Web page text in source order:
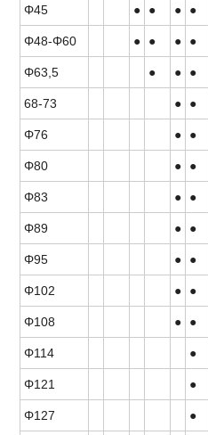
Φ45 ● ● ● ●
Φ48-Φ60 ● ● ● ●
Φ63,5 ● ● ●
68-73 ● ●
Φ76 ● ●
Φ80 ● ●
Φ83 ● ●
Φ89 ● ●
Φ95 ● ●
Φ102 ● ●
Φ108 ● ●
Φ114 ●
Φ121 ●
Φ127 ●